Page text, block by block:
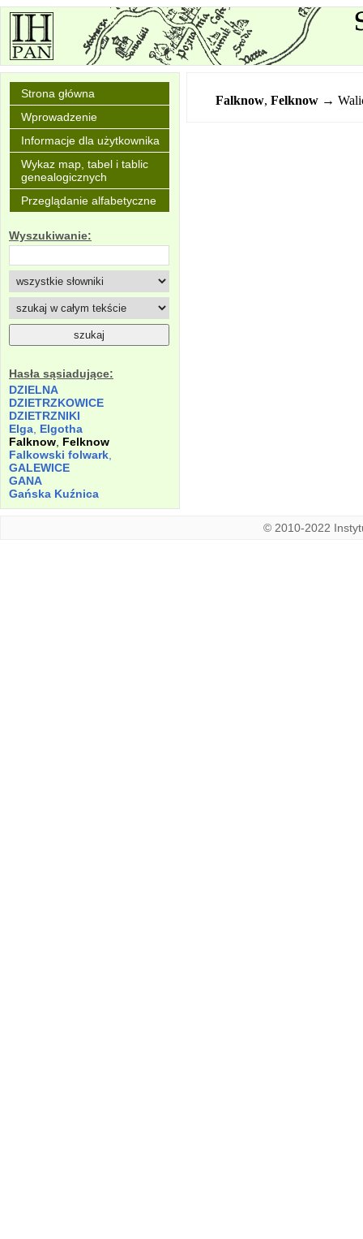
Strona główna
Wprowadzenie
Informacje dla użytkownika
Wykaz map, tabel i tablic
genealogicznych
Przeglądanie alfabetyczne
Wyszukiwanie:
Hasła sąsiadujące:
DZIELNA
DZIETRZKOWICE
DZIETRZNIKI
Elga Elgotha
Falknow Felknow
Falkowski folwark
GALEWICE
GANA
Gańska Kuźnica
Falknow,Felknow →
© 2010-2022